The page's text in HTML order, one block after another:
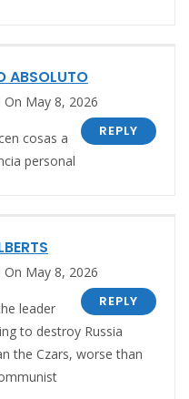
ABSOLUTO
On May 8, 2026
REPLY
cosas a
personal
On May 8, 2026
REPLY
leader
to destroy Russia
the Czars, worse than